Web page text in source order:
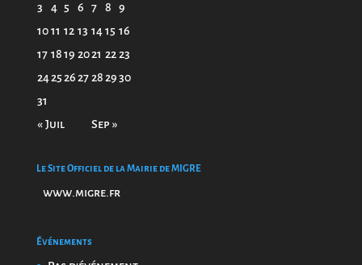
3
4 5 6 7 8
9
10 11 12 13 14 15 16
17 1819 20 21 22 23
24 25 26 27 28 2930
31
« Juil
Sep »
Le Site Officiel de la Mairie de MIGRE
www.migre.fr
Événements